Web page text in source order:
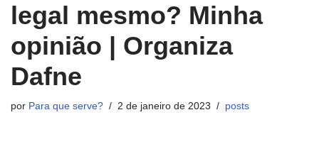
legal mesmo? Minha
opinião | Organiza
Dafne
por Para que serve? 2 de janeiro de 2023 posts